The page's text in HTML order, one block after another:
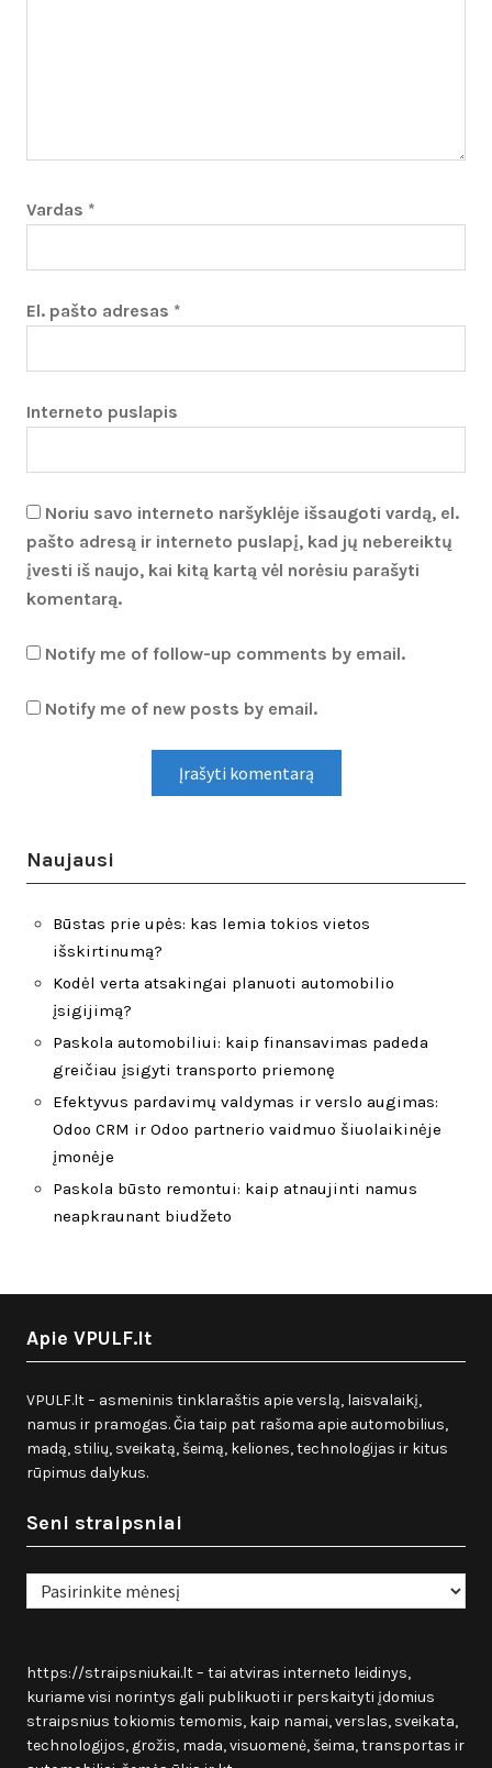
Vardas *
El. pašto adresas *
Interneto puslapis
Noriu savo interneto naršyklėje išsaugoti vardą, el.
pašto adresą ir interneto puslapį, kad jų nebereiktų
įvesti iš naujo, kai kitą kartą vėl norėsiu parašyti
komentarą.
Notify me of follow-up comments by email.
Notify me of new posts by email.
Naujausi
Būstas prie upės: kas lemia tokios vietos
išskirtinumą?
Kodėl verta atsakingai planuoti automobilio
įsigijimą?
Paskola automobiliui: kaip finansavimas padeda
greičiau įsigyti transporto priemonę
Efektyvus pardavimų valdymas ir verslo augimas:
Odoo CRM ir Odoo partnerio vaidmuo šiuolaikinėje
įmonėje
Paskola būsto remontui: kaip atnaujinti namus
neapkraunant biudžeto
Apie VPULF.lt
VPULF.lt – asmeninis tinklaraštis apie verslą, laisvalaikį,
namus ir pramogas. Čia taip pat rašoma apie automobilius,
madą, stilių, sveikatą, šeimą, keliones, technologijas ir kitus
rūpimus dalykus.
Seni straipsniai
Seni
straipsniai
https://straipsniukai.lt– tai atviras interneto leidinys,
kuriame visi norintys gali publikuoti ir perskaityti įdomius
straipsnius tokiomis temomis, kaip namai, verslas, sveikata,
technologijos, grožis, mada, visuomenė, šeima, transportas ir